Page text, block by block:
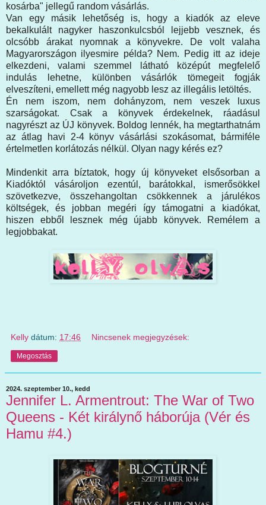
kosárba" jellegű random vásárlás.
Van egy másik lehetőség is, hogy a kiadók az eleve
bekalkulált nagyker haszonkulcsból lejjebb vesznek, és
olcsóbb árakat nyomnak a könyvekre. De volt valaha
Magyarországon ilyesmire példa? Nem. Pedig itt az ideje
elkezdeni, valami szemmel látható középút megfelelő
indulás lehetne, különben vásárlók tömegeit fogják
elveszíteni, emellett még nagyobb lesz az illegális letöltés.
Én nem iszom, nem dohányzom, nem veszek luxus
szarságokat. Csak a könyvek érdekelnek, ráadásul
nagyrészt az ÚJ könyvek. Boldog lennék, ha megtarthatnám
az átlag havi 2-4 könyv vásárlási szokásomat, bármiféle
értelmetlen korlátozás nélkül. Olyan nagy kérés ez?
Mindenkit arra bíztatok, hogy új könyveket elsősorban a
Kiadóktól vásároljon ezentúl, barátokkal, ismerősökkel
szövetkezve, összehangoltan csökkennek a járulékos
költségek, és jobban megéri így támogatni a kiadókat,
hiszen ebből lesznek még újabb könyvek. Remélem a
legjobbakat.
Kelly dátum: 17:46 Nincsenek megjegyzések:
Megosztás
2024. szeptember 10., kedd
Jennifer L. Armentrout: The War of Two
Queens - Két királynő háborúja (Vér és
Hamu #4.)